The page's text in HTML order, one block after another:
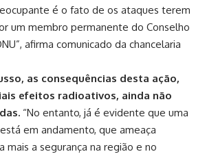
é o fato de os ataques terem
um membro permanente do Conselho
afirma comunicado da chancelaria
as consequências desta ação,
efeitos radioativos, ainda não
“No entanto, já é evidente que uma
em andamento, que ameaça
mais a segurança na região e no